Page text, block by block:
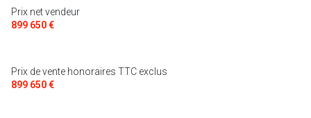
Prix net vendeur
899 650 €
Prix de vente honoraires TTC exclus
899 650 €